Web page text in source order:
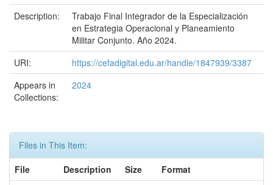
Description:
Trabajo Final Integrador de la Especialización
en Estrategia Operacional y Planeamiento
Militar Conjunto. Año 2024.
URI:
https://cefadigital.edu.ar/handle/1847939/3387
Appears in
Collections:
2024
Files in This Item:
File
Description Size
Format